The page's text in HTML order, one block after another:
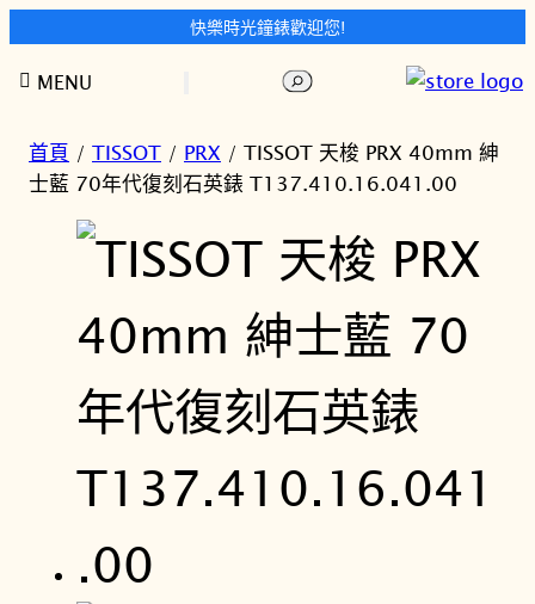
快樂時光鐘錶歡迎您!
至
搜
MENU
首頁 / TISSOT / PRX / TISSOT 天梭 PRX 40mm 紳
士藍 70年代復刻石英錶 T137.410.16.041.00